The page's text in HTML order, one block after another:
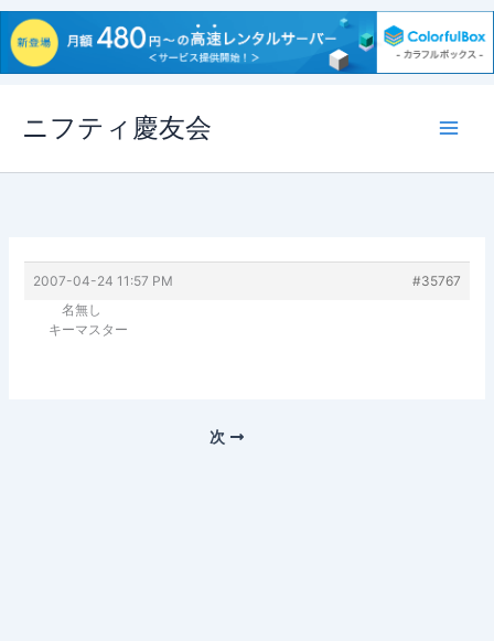
ス
ニフティ慶友会
2007-04-24 11:57 PM
#35767
名無し
キーマスター
次